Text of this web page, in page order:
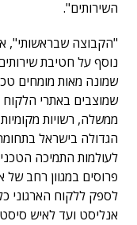
השירותים".
"הקבוצה שבראשותי",
נוסף על חטיבת
שמוצבים באתרי הלקוח
ממשלה, רשויות
הגדולה בישראל
פרוסים במגוון רחב של
לספק ללקוח הארגוני
אנליסט ועד לאיש